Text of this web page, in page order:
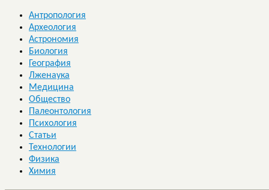
Антропология
Археология
Астрономия
Биология
География
Лженаука
Медицина
Общество
Палеонтология
Психология
Статьи
Технологии
Физика
Химия